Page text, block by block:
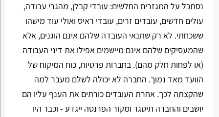
נסתכל על המגזרים החלשים: עובדי קבלן, מהגרי עבודה,
עולים חדשים, עובדים זרים, עובדי ראיס ואולי עוד מישהו
ששכחתי. לא רק שתנאי העובדה שלהם אינם הוגנים, אלא
שהמעסיקים שלהם אינם מיישמים אפילו את דיני העבודה
(או לפחות חלק מהם). בחברות פרטיות, כוח המיקוח של
הוועד מאד נמוך. החברה לא יכולה לשלם מעבר למה
שהקצתה לכך. אחרת העובדים כורתים את הענף עליו הם
יושבים והחברה תיסגר ומקור הפרנסה ייגדע - וכבר היו